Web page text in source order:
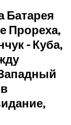
Батарея
Прореха,
- Куба,